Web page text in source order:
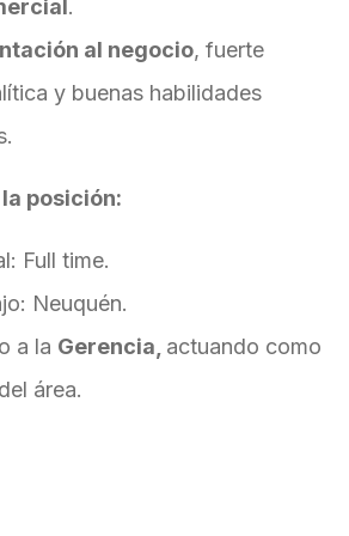
.
al negocio, fuerte
y buenas habilidades
posición:
Full time.
Neuquén.
a la Gerencia, actuando como
área.